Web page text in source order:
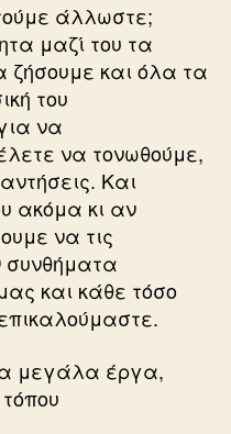
άλλωστε;
μαζί του τα
ζήσουμε και όλα τα
του
να
να τονωθούμε,
Και
ακόμα κι αν
να τις
και κάθε τόσο
μεγάλα έργα,